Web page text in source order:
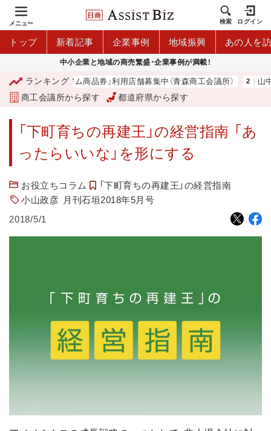
メニュー 検索 ログイン
トップ 新着記事 企業事例 地域振興 あの人を
中小企業と地域の商売繁盛・企業事例が満載！
ランキング
青森市プレミアム商品券」利用店舗募集中（青森商工会議所） 山中伸
商工会議所から探す 都道府県から探す
「下町育ちの再建王」の経営指南 「あ
ったらいいな」を形にする
お役立ちコラム
「下町育ちの再建王」の経営指南
小山政彦 月刊石垣2018年5月号
2018/5/1